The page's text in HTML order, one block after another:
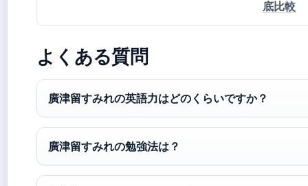
底比較
よくある質問
廣津留すみれの英語力はどのくらいですか？
廣津留すみれの勉強法は？